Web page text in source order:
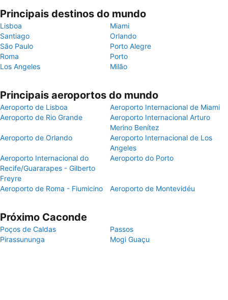
Principais destinos do mundo
Lisboa
Miami
Santiago
Orlando
São Paulo
Porto Alegre
Roma
Porto
Los Angeles
Milão
Principais aeroportos do mundo
Aeroporto de Lisboa
Aeroporto Internacional de Miami
Aeroporto de Rio Grande
Aeroporto Internacional Arturo
Merino Benítez
Aeroporto de Orlando
Aeroporto Internacional de Los
Angeles
Aeroporto Internacional do
Recife/Guararapes - Gilberto
Freyre
Aeroporto do Porto
Aeroporto de Roma - Fiumicino Aeroporto de Montevidéu
Próximo Caconde
Poços de Caldas
Passos
Pirassununga
Mogi Guaçu